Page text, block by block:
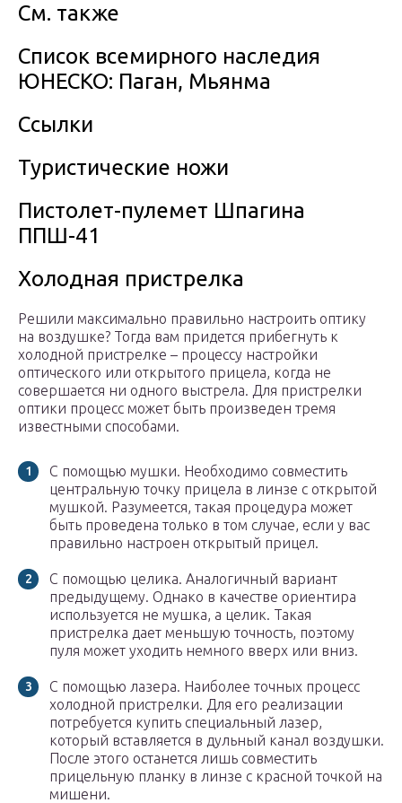
См. также
Список всемирного наследия
ЮНЕСКО: Паган, Мьянма
Ссылки
Туристические ножи
Пистолет-пулемет Шпагина
ППШ-41
Холодная пристрелка
Решили максимально правильно настроить оптику
на воздушке? Тогда вам придется прибегнуть к
холодной пристрелке – процессу настройки
оптического или открытого прицела, когда не
совершается ни одного выстрела. Для пристрелки
оптики процесс может быть произведен тремя
известными способами.
С помощью мушки. Необходимо совместить
центральную точку прицела в линзе с открытой
мушкой. Разумеется, такая процедура может
быть проведена только в том случае, если у вас
правильно настроен открытый прицел.
С помощью целика. Аналогичный вариант
предыдущему. Однако в качестве ориентира
используется не мушка, а целик. Такая
пристрелка дает меньшую точность, поэтому
пуля может уходить немного вверх или вниз.
С помощью лазера. Наиболее точных процесс
холодной пристрелки. Для его реализации
потребуется купить специальный лазер,
который вставляется в дульный канал воздушки.
После этого останется лишь совместить
прицельную планку в линзе с красной точкой на
мишени.